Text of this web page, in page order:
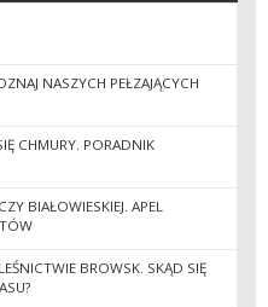
NASZYCH PEŁZAJĄCYCH
CHMURY. PORADNIK
BIAŁOWIESKIEJ. APEL
BROWSK. SKĄD SIĘ